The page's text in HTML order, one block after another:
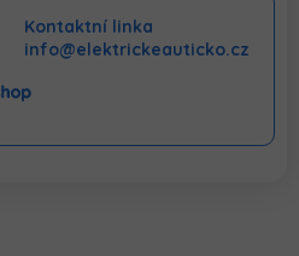
Kontaktní linka
info@elektrickeauticko.cz